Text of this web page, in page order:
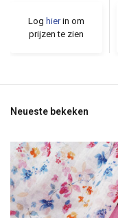
Log hierin om
prijzen te zien
Neueste bekeken